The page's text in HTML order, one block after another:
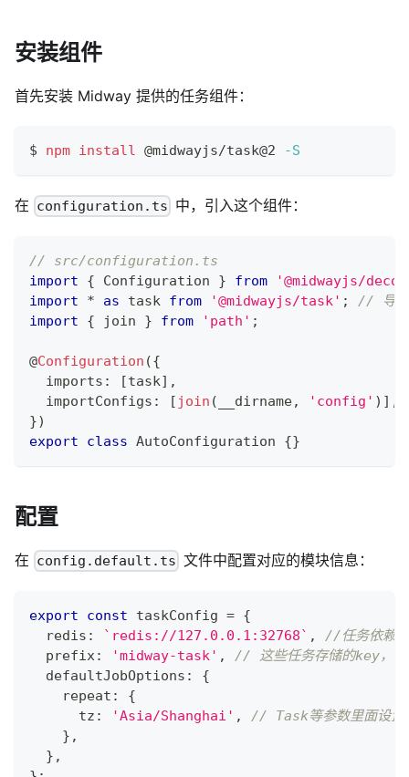
安装组件
首先安装 Midway 提供的任务组件：
$ npm install @midwayjs/task@2 -S
在 configuration.ts 中，引入这个组件：
// src/configuration.ts
import
{ Configuration } from
'@midwayjs/
import
* as task from '@midwayjs/task' ;
// 导入
import
{ join } from 'path' ;
@Configuration ({
  imports
: [task] ,
  importConfigs
: [ join ( __dirname, 'config' ) ] ,
})
export
class AutoConfiguration {}
配置
在 config.default.ts 文件中配置对应的模块信息：
export const taskConfig = {
  redis
: ` redis://127.0.0.1:32768` ,
//任务依赖
  prefix
: 'midway-task' ,
// 这些任务存储的key，
  defaultJobOptions
:
{
    repeat
:
{
      tz
: 'Asia/Shanghai' ,
// Task等参数里面设置
} ,
} ,